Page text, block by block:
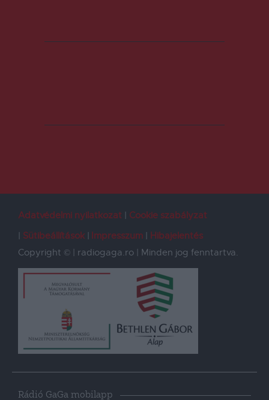
Adatvédelmi nyilatkozat
Cookie szabályzat
Sütibeállítások
Impresszum
Hibajelentés
Copyright © | radiogaga.ro | Minden jog fenntartva.
Rádió GaGa mobilapp